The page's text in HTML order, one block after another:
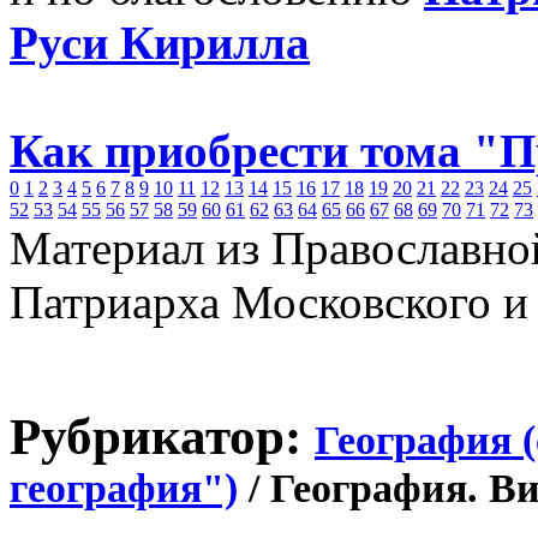
Руси Кирилла
Как приобрести тома
0 1 2 3 4 5 6 7 8 9 10 11 12 13 14 15 16 17 18 19 20 21 22 23 24 25
52 53 54 55 56 57 58 59 60 61 62 63 64 65 66 67 68 69 70 71 72 73
Материал из
Патриарха Московского
Рубрикатор: География
география") / География.